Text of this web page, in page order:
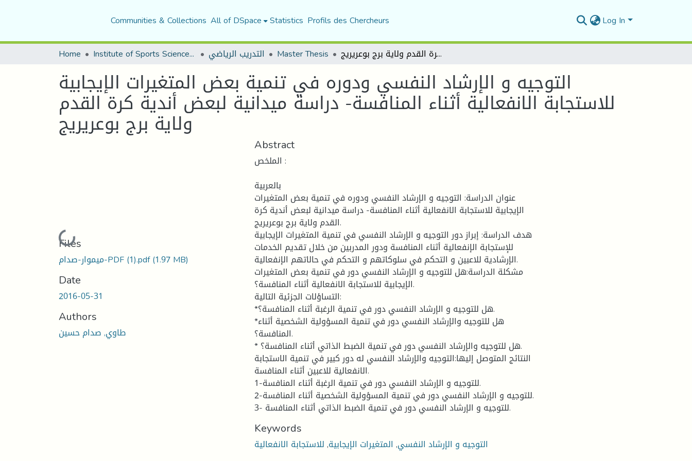
Communities & Collections All of DSpace Statistics Profils des Chercheurs Log In
Home Institute of Sports Sciences and Techniques التدريب الرياضي Master Thesis التوجيه و الإرشاد النفسي ودوره في تنمية بعض المتغيرات الإيجابية للاستجابة الانفعالية أثناء المنافسة- دراسة ميدانية لبعض أندية كرة القدم ولاية برج بوعريريج
التوجيه و الإرشاد النفسي ودوره في تنمية بعض المتغيرات الإيجابية
للاستجابة الانفعالية أثناء المنافسة- دراسة ميدانية لبعض أندية كرة القدم
ولاية برج بوعريريج
Loading...
Files
ميموار-صدام-PDF (1).pdf(1.97 MB)
Date
2016-05-31
Authors
طاوي, صدام حسين
Abstract
الملخص :
بالعربية
عنوان الدراسة: التوجيه و الإرشاد النفسي ودوره في تنمية بعض المتغيرات
الإيجابية للاستجابة الانفعالية أثناء المنافسة- دراسة ميدانية لبعض أندية كرة
القدم ولاية برج بوعريريج.
هدف الدراسة: إبراز دور التوجيه و الإرشاد النفسي في تنمية المتغيرات الإيجابية
للإستجابة الإنفعالية أثناء المنافسة ودور المدربين من خلال تقديم الخدمات
الإرشادية للاعبين و التحكم في سلوكاتهم و التحكم في حالاتهم الإنفعالية.
مشكلة الدراسة:هل للتوجيه و الإرشاد النفسي دور في تنمية بعض المتغيرات
الإيجابية للاستجابة الانفعالية أثناء المنافسة؟.
التساؤلات الجزئية التالية:
*هل للتوجيه و الإرشاد النفسي دور في تنمية الرغبة أثناء المنافسة؟.
*هل للتوجيه والإرشاد النفسي دور في تنمية المسؤولية الشخصية أثناء
المنافسة؟.
* هل للتوجيه والإرشاد النفسي دور في تنمية الضبط الذاتي أثناء المنافسة؟.
النتائج المتوصل إليها:التوجيه والإرشاد النفسي له دور كبير في تنمية الاستجابة
الانفعالية للاعبين أثناء المنافسة.
1-للتوجيه و الإرشاد النفسي دور في تنمية الرغبة أثناء المنافسة.
2-للتوجيه و الإرشاد النفسي دور في تنمية المسؤولية الشخصية أثناء المنافسة.
3- للتوجيه و الإرشاد النفسي دور في تنمية الضبط الذاتي أثناء المنافسة.
Keywords
التوجيه و الإرشاد النفسي, المتغيرات الإيجابية,للاستجابة الانفعالية